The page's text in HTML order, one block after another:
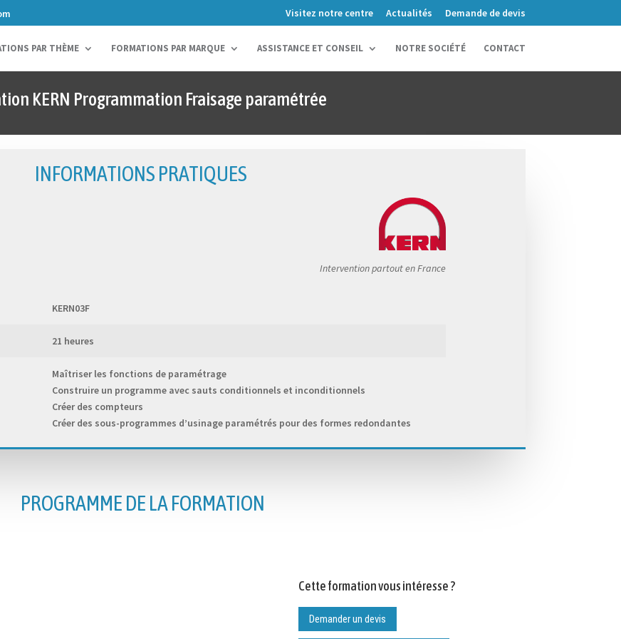
Visitez notre centre Actualités Demande de devis
PAR THÈME FORMATIONS PAR MARQUE ASSISTANCE ET CONSEIL NOTRE SOCIÉTÉ CONTACT
KERN Programmation Fraisage paramétrée
INFORMATIONS PRATIQUES
Intervention partout en France
KERN03F
21 heures
Maîtriser les fonctions de paramétrage
Construire un programme avec sauts conditionnels et inconditionnels
Créer des compteurs
Créer des sous-programmes d’usinage paramétrés pour des formes redondantes
PROGRAMME DE LA FORMATION
Cette formation vous intéresse ?
Demander un devis